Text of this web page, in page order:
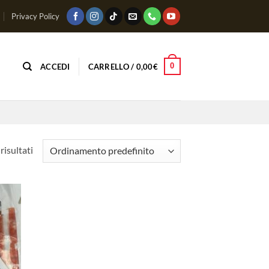
Privacy Policy
ACCEDI CARRELLO / 0,00€ 0
risultati